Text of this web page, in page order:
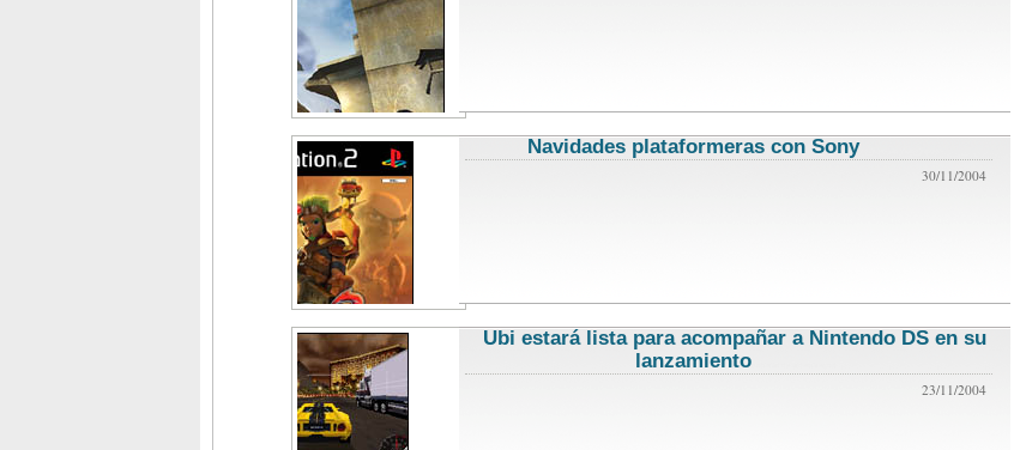
Navidades plataformeras con Sony
30/11/2004
Ubi estará lista para acompañar a Nintendo DS en su
lanzamientonoticias de videojuegos
23/11/2004